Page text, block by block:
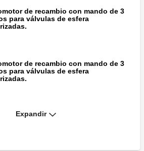
de recambio con mando de 3
para válvulas de esfera
de recambio con mando de 3
para válvulas de esfera
Expandir